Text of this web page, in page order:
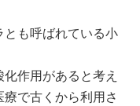
も呼ばれている小
作用があると考え
で古くから利用さ